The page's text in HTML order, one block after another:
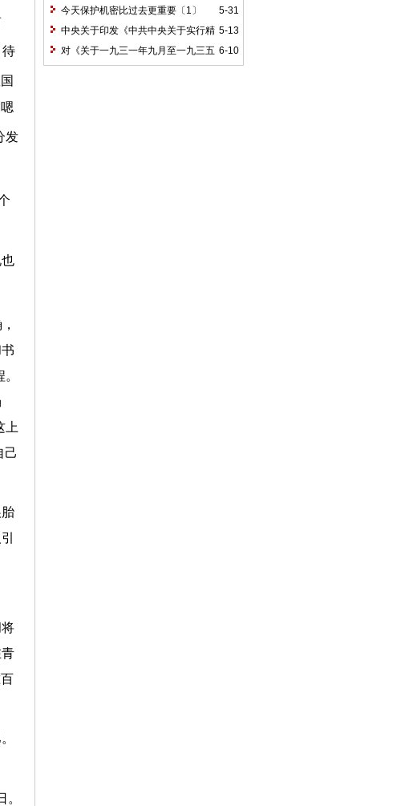
发
上
己
委的信和给谭世瑛的复信
5-31
今天保护机密比过去更重要〔1〕
5-13
中央关于印发《中共中央关于实行精
兵简政、增产节约、反对贪污、反对浪费
和反对官僚主义的决定》的通知和毛泽东
6-10
对《关于一九三一年九月至一九三五